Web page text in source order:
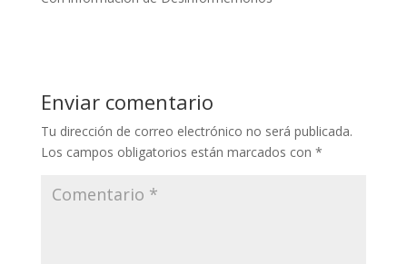
Enviar comentario
Tu dirección de correo electrónico no será publicada.
Los campos obligatorios están marcados con *